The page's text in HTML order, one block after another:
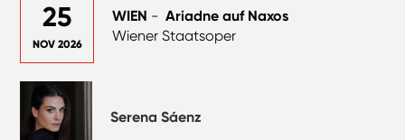
25
NOV 2026
WIEN -Ariadne auf Naxos
Wiener Staatsoper
Serena Sáenz